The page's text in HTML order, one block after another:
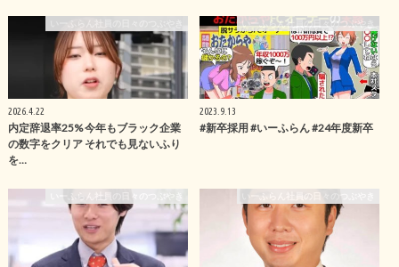
2026.4.22
内定辞退率25% 今年もブラック企業
の数字をクリア それでも見ないふり
を…
いーふらん社員の日々のつぶやき
2023.9.13
#新卒採用 #いーふらん #24年度新卒
いーふらん社員の日々のつぶやき いーふらん社員の日々のつぶやき